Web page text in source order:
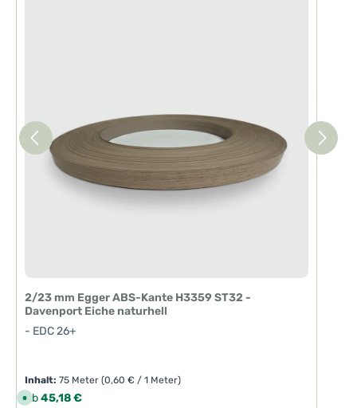
2/23 mm Egger ABS-Kante H3359 ST32 -
Davenport Eiche naturhell
- EDC 26+
Inhalt:75 Meter(0,60 € / 1 Meter)
Regulärer Preis:
SAb45,18 €